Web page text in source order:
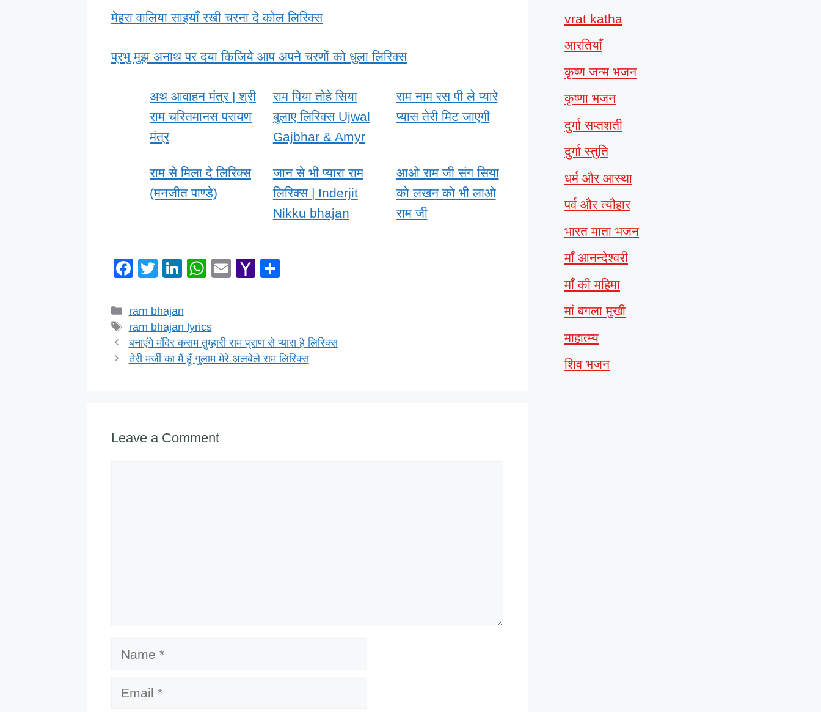
मेहरा वालिया साइयाँ रखी चरना दे कोल लिरिक्स
प्रभु मुझ अनाथ पर दया किजिये आप अपने चरणों को धुला लिरिक्स
अथ आवाहन मंत्र | श्री
राम चरितमानस परायण
मंत्र
राम पिया तोहे सिया
बुलाए लिरिक्स Ujwal
Gajbhar & Amyr
राम नाम रस पी ले प्यारे
प्यास तेरी मिट जाएगी
राम से मिला दे लिरिक्स
(मनजीत पाण्डे)
जान से भी प्यारा राम
लिरिक्स | Inderjit
Nikku bhajan
आओ राम जी संग सिया
को लखन को भी लाओ
राम जी
F
c
e
b
o
T
tt
er
Li
k
e
dI
n
W
s
A
p
E
Y
o
M
Categories
ram bhajan
Tags
ram bhajan lyrics
बनाएंगे मंदिर कसम तुम्हारी राम प्राण से प्यारा है लिरिक्स
तेरी मर्जी का मैं हूँ गुलाम मेरे अलबेले राम लिरिक्स
Leave a Comment
Name
Email
vrat katha
आरतियाँ
कृष्ण जन्म भजन
कृष्णा भजन
दुर्गा सप्तशती
दुर्गा स्तुति
धर्म और आस्था
पर्व और त्यौहार
भारत माता भजन
माँ आनन्देश्वरी
माँ की महिमा
मां बगला मुखी
माहात्म्य
शिव भजन